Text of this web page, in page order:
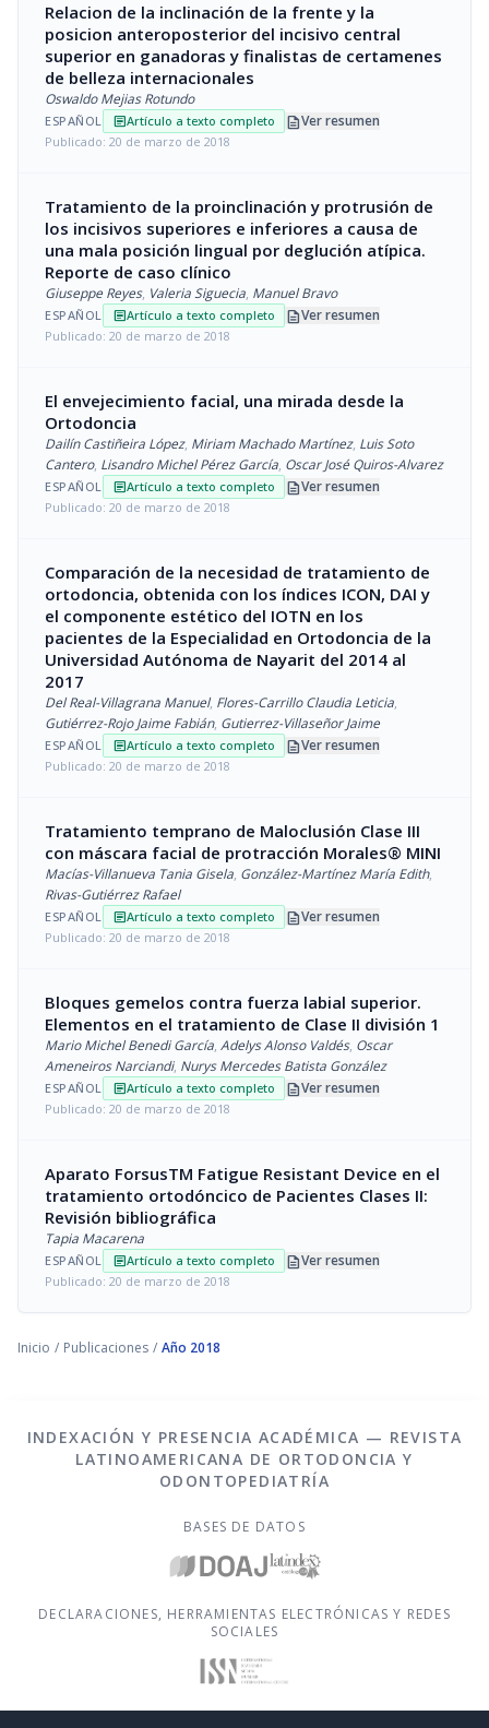
Relacion de la inclinación de la frente y la
posicion anteroposterior del incisivo central
superior en ganadoras y finalistas de certamenes
de belleza internacionales
Oswaldo Mejias Rotundo
ESPAÑOL articleArtículo a texto completo descriptionVer resumen
Publicado: 20 de marzo de 2018
Tratamiento de la proinclinación y protrusión de
los incisivos superiores e inferiores a causa de
una mala posición lingual por deglución atípica.
Reporte de caso clínico
Giuseppe Reyes, Valeria Siguecia, Manuel Bravo
ESPAÑOL articleArtículo a texto completo descriptionVer resumen
Publicado: 20 de marzo de 2018
El envejecimiento facial, una mirada desde la
Ortodoncia
Dailín Castiñeira López, Miriam Machado Martínez, Luis Soto
Cantero, Lisandro Michel Pérez García, Oscar José Quiros-Alvarez
ESPAÑOL articleArtículo a texto completo descriptionVer resumen
Publicado: 20 de marzo de 2018
Comparación de la necesidad de tratamiento de
ortodoncia, obtenida con los índices ICON, DAI y
el componente estético del IOTN en los
pacientes de la Especialidad en Ortodoncia de la
Universidad Autónoma de Nayarit del 2014 al
2017
Del Real-Villagrana Manuel, Flores-Carrillo Claudia Leticia,
Gutiérrez-Rojo Jaime Fabián, Gutierrez-Villaseñor Jaime
ESPAÑOL articleArtículo a texto completo descriptionVer resumen
Publicado: 20 de marzo de 2018
Tratamiento temprano de Maloclusión Clase III
con máscara facial de protracción Morales® MINI
Macías-Villanueva Tania Gisela, González-Martínez María Edith,
Rivas-Gutiérrez Rafael
ESPAÑOL articleArtículo a texto completo descriptionVer resumen
Publicado: 20 de marzo de 2018
Bloques gemelos contra fuerza labial superior.
Elementos en el tratamiento de Clase II división 1
Mario Michel Benedi García, Adelys Alonso Valdés, Oscar
Ameneiros Narciandi, Nurys Mercedes Batista González
ESPAÑOL articleArtículo a texto completo descriptionVer resumen
Publicado: 20 de marzo de 2018
Aparato ForsusTM Fatigue Resistant Device en el
tratamiento ortodóncico de Pacientes Clases II:
Revisión bibliográfica
Tapia Macarena
ESPAÑOL articleArtículo a texto completo descriptionVer resumen
Publicado: 20 de marzo de 2018
Inicio / Publicaciones / Año 2018
INDEXACIÓN Y PRESENCIA ACADÉMICA — REVISTA
LATINOAMERICANA DE ORTODONCIA Y
ODONTOPEDIATRÍA
BASES DE DATOS
DECLARACIONES, HERRAMIENTAS ELECTRÓNICAS Y REDES
SOCIALES